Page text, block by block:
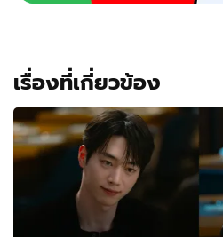
เรื่องที่เกี่ยวข้อง